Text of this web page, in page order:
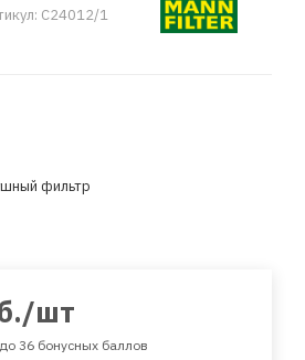
C24012/1
фильтр
/шт
36 бонусных баллов